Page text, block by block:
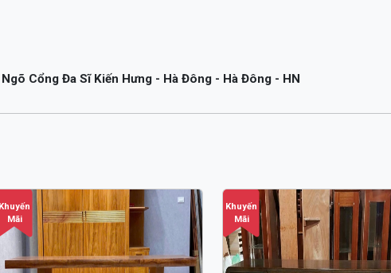
Cổng Đa Sĩ Kiến Hưng - Hà Đông - Hà Đông - HN
Khuyến
Mãi
Khuyến
Mãi